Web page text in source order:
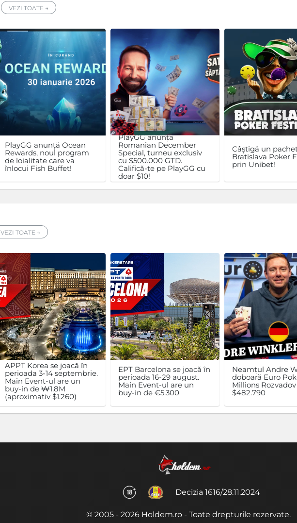
VEZI TOATE →
PlayGG anunță Ocean
Rewards, noul program
de loialitate care va
înlocui Fish Buffet!
PlayGG anunță
Romanian December
Special, turneu exclusiv
cu $500.000 GTD.
Califică-te pe PlayGG cu
doar $10!
Câștigă un
Bratislava Poker
prin Unibet!
VEZI TOATE →
APPT Korea se joacă în
perioada 3-14 septembrie.
Main Event-ul are un
buy-in de ₩1.8M
(aproximativ $1.260)
EPT Barcelona se joacă în
perioada 16-29 august.
Main Event-ul are un
buy-in de €5.300
Neamțul Andre
doboară Euro
Millions Rozvadov
$482.790
Decizia 1616/28.11.2024
© 2005 - 2026 Holdem.ro - Toate drepturile rezervate.